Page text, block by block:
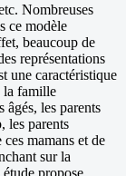
Nombreuses
ce modèle
beaucoup de
représentations
une caractéristique
la famille
âgés, les parents
les parents
mamans et de
sur la
propose